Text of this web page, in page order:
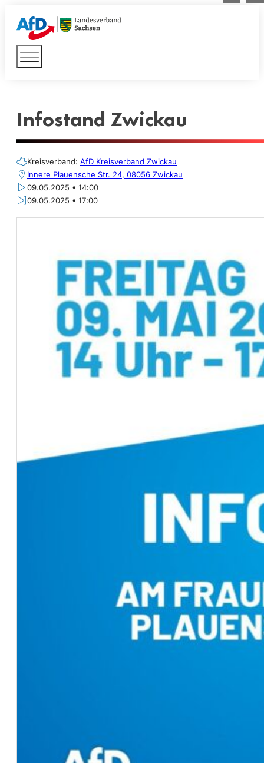
Infostand Zwickau
Kreisverband: AfD Kreisverband Zwickau
Innere Plauensche Str. 24, 08056 Zwickau
09.05.2025 • 14:00
09.05.2025 • 17:00